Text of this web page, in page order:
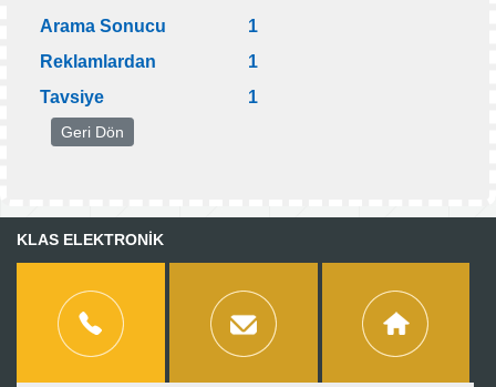
Arama Sonucu
1
Reklamlardan
1
Tavsiye
1
KLAS ELEKTRONİK